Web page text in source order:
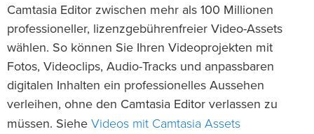
Camtasia Editor zwischen mehr als 100 Millionen
professioneller, lizenzgebührenfreier Video-Assets
wählen. So können Sie Ihren Videoprojekten mit
Fotos, Videoclips, Audio-Tracks und anpassbaren
digitalen Inhalten ein professionelles Aussehen
verleihen, ohne den Camtasia Editor verlassen zu
müssen. Siehe Videos mit Camtasia Assets